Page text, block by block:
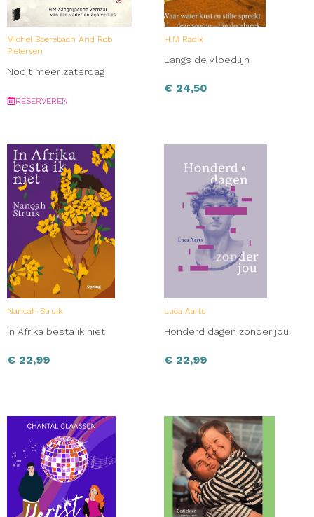
Michel Boerebach And Rob
Pietersen
Nooit meer zaterdag
RESERVEREN
H.M Radix
Langs de Vloedlijn
€ 24,50
Nanoah Struik
In Afrika besta ik niet
€ 22,99
Luca Aarts
Honderd dagen zonder jou
€ 22,99